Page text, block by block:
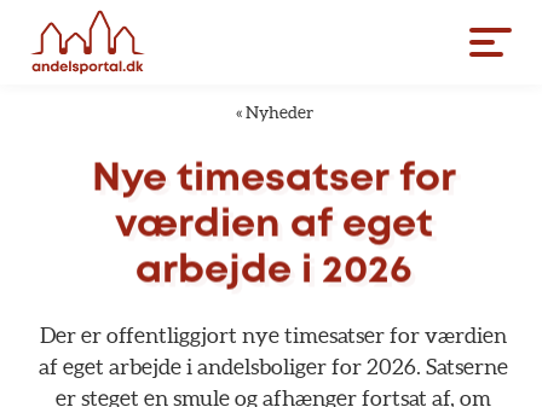
« Nyheder
Nye timesatser for
værdien af eget
arbejde i 2026
Der er offentliggjort nye timesatser for værdien
af eget arbejde i andelsboliger for 2026. Satserne
er steget en smule og afhænger fortsat af, om